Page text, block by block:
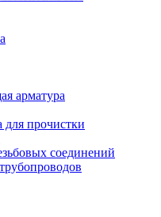
арматура
для прочистки
соединений